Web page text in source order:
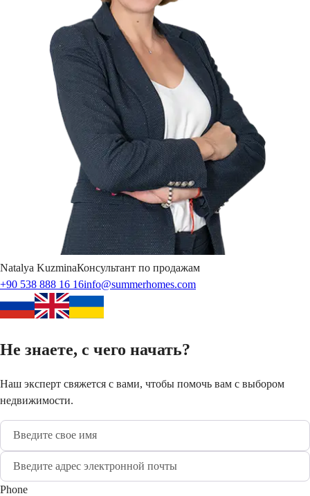
Natalya KuzminaКонсультант по продажам
+90 538 888 16 16info@summerhomes.com
Не знаете, с чего начать?
Наш эксперт свяжется с вами, чтобы помочь вам с выбором
недвижимости.
Phone